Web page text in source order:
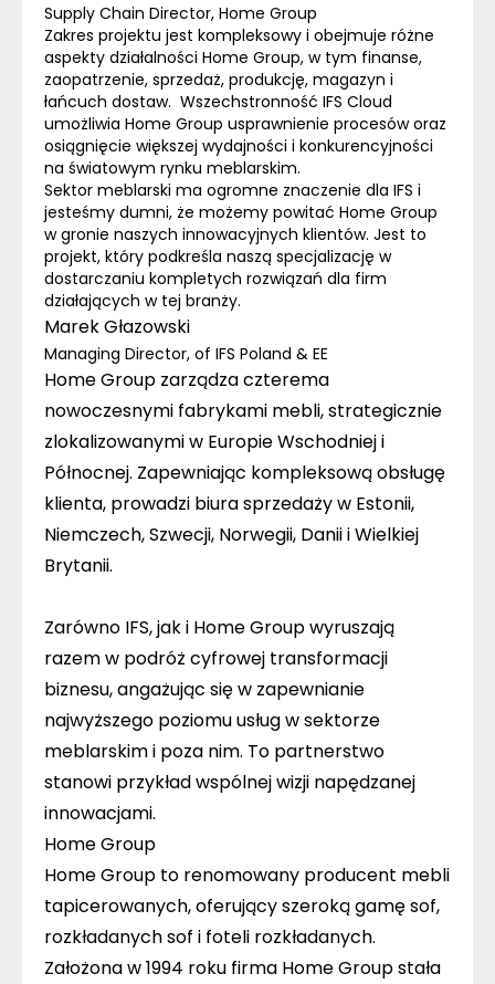
Supply Chain Director, Home Group
Zakres projektu jest kompleksowy i obejmuje różne
aspekty działalności Home Group, w tym finanse,
zaopatrzenie, sprzedaż, produkcję, magazyn i
łańcuch dostaw. Wszechstronność IFS Cloud
umożliwia Home Group usprawnienie procesów oraz
osiągnięcie większej wydajności i konkurencyjności
na światowym rynku meblarskim.
Sektor meblarski ma ogromne znaczenie dla IFS i
jesteśmy dumni, że możemy powitać Home Group
w gronie naszych innowacyjnych klientów. Jest to
projekt, który podkreśla naszą specjalizację w
dostarczaniu kompletych rozwiązań dla firm
działających w tej branży.
Marek Głazowski
Managing Director, of IFS Poland & EE
Home Group zarządza czterema
nowoczesnymi fabrykami mebli, strategicznie
zlokalizowanymi w Europie Wschodniej i
Północnej. Zapewniając kompleksową obsługę
klienta, prowadzi biura sprzedaży w Estonii,
Niemczech, Szwecji, Norwegii, Danii i Wielkiej
Brytanii.
Zarówno IFS, jak i Home Group wyruszają
razem w podróż cyfrowej transformacji
biznesu, angażując się w zapewnianie
najwyższego poziomu usług w sektorze
meblarskim i poza nim. To partnerstwo
stanowi przykład wspólnej wizji napędzanej
innowacjami.
Home Group
Home Group to renomowany producent mebli
tapicerowanych, oferujący szeroką gamę sof,
rozkładanych sof i foteli rozkładanych.
Założona w 1994 roku firma Home Group stała